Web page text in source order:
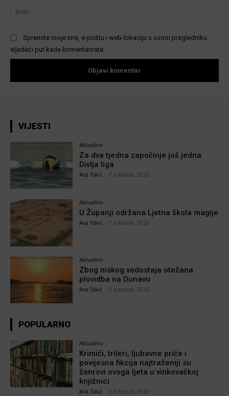
Spremite moje ime, e-poštu i web-lokaciju u ovom pregledniku
sljedeći put kada komentarirate.
VIJESTI
Aktualno
Za dva tjedna započinje još jedna
Divlja liga
Ana Tokić 7 kolovoza, 2026
Aktualno
U Županji održana Ljetna škola magije
Ana Tokić 7 kolovoza, 2026
Aktualno
Zbog niskog vodostaja otežana
plovidba na Dunavu
Ana Tokić 6 kolovoza, 2026
POPULARNO
Aktualno
Krimići, trileri, ljubavne priče i
povijesna fikcija najtraženiji su
žanrovi ovoga ljeta u vinkovačkoj
knjižnici
Ana Tokić 6 kolovoza, 2026